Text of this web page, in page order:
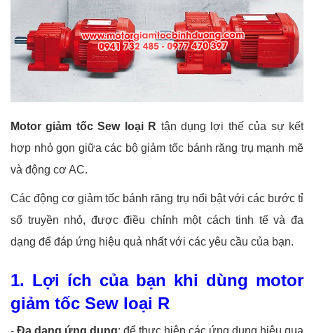
Motor giảm tốc Sew loại R tận dụng lợi thế của sự kết
hợp nhỏ gọn giữa các bộ giảm tốc bánh răng trụ mạnh mẽ
và động cơ AC.
Các động cơ giảm tốc bánh răng trụ nổi bật với các bước tỉ
số truyền nhỏ, được điều chỉnh một cách tinh tế và đa
dạng để đáp ứng hiệu quả nhất với các yêu cầu của bạn.
1. Lợi ích của bạn khi dùng motor
giảm tốc Sew loại R
- Đa dạng ứng dụng: để thực hiện các ứng dụng hiệu qua